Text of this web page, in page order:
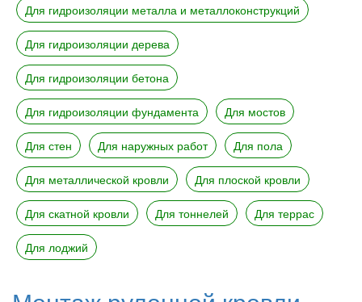
Для гидроизоляции металла и металлоконструкций
Для гидроизоляции дерева
Для гидроизоляции бетона
Для гидроизоляции фундамента Для мостов
Для стен Для наружных работ Для пола
Для металлической кровли Для плоской кровли
Для скатной кровли Для тоннелей Для террас
Для лоджий